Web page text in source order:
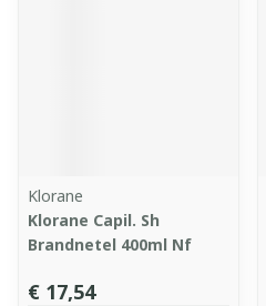
Klorane
Klorane Capil. Sh
Brandnetel 400ml Nf
€ 17,54